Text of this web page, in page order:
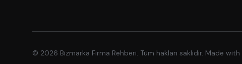
© 2026 Bizmarka Firma Rehberi. Tüm hakları saklıdır. Made with